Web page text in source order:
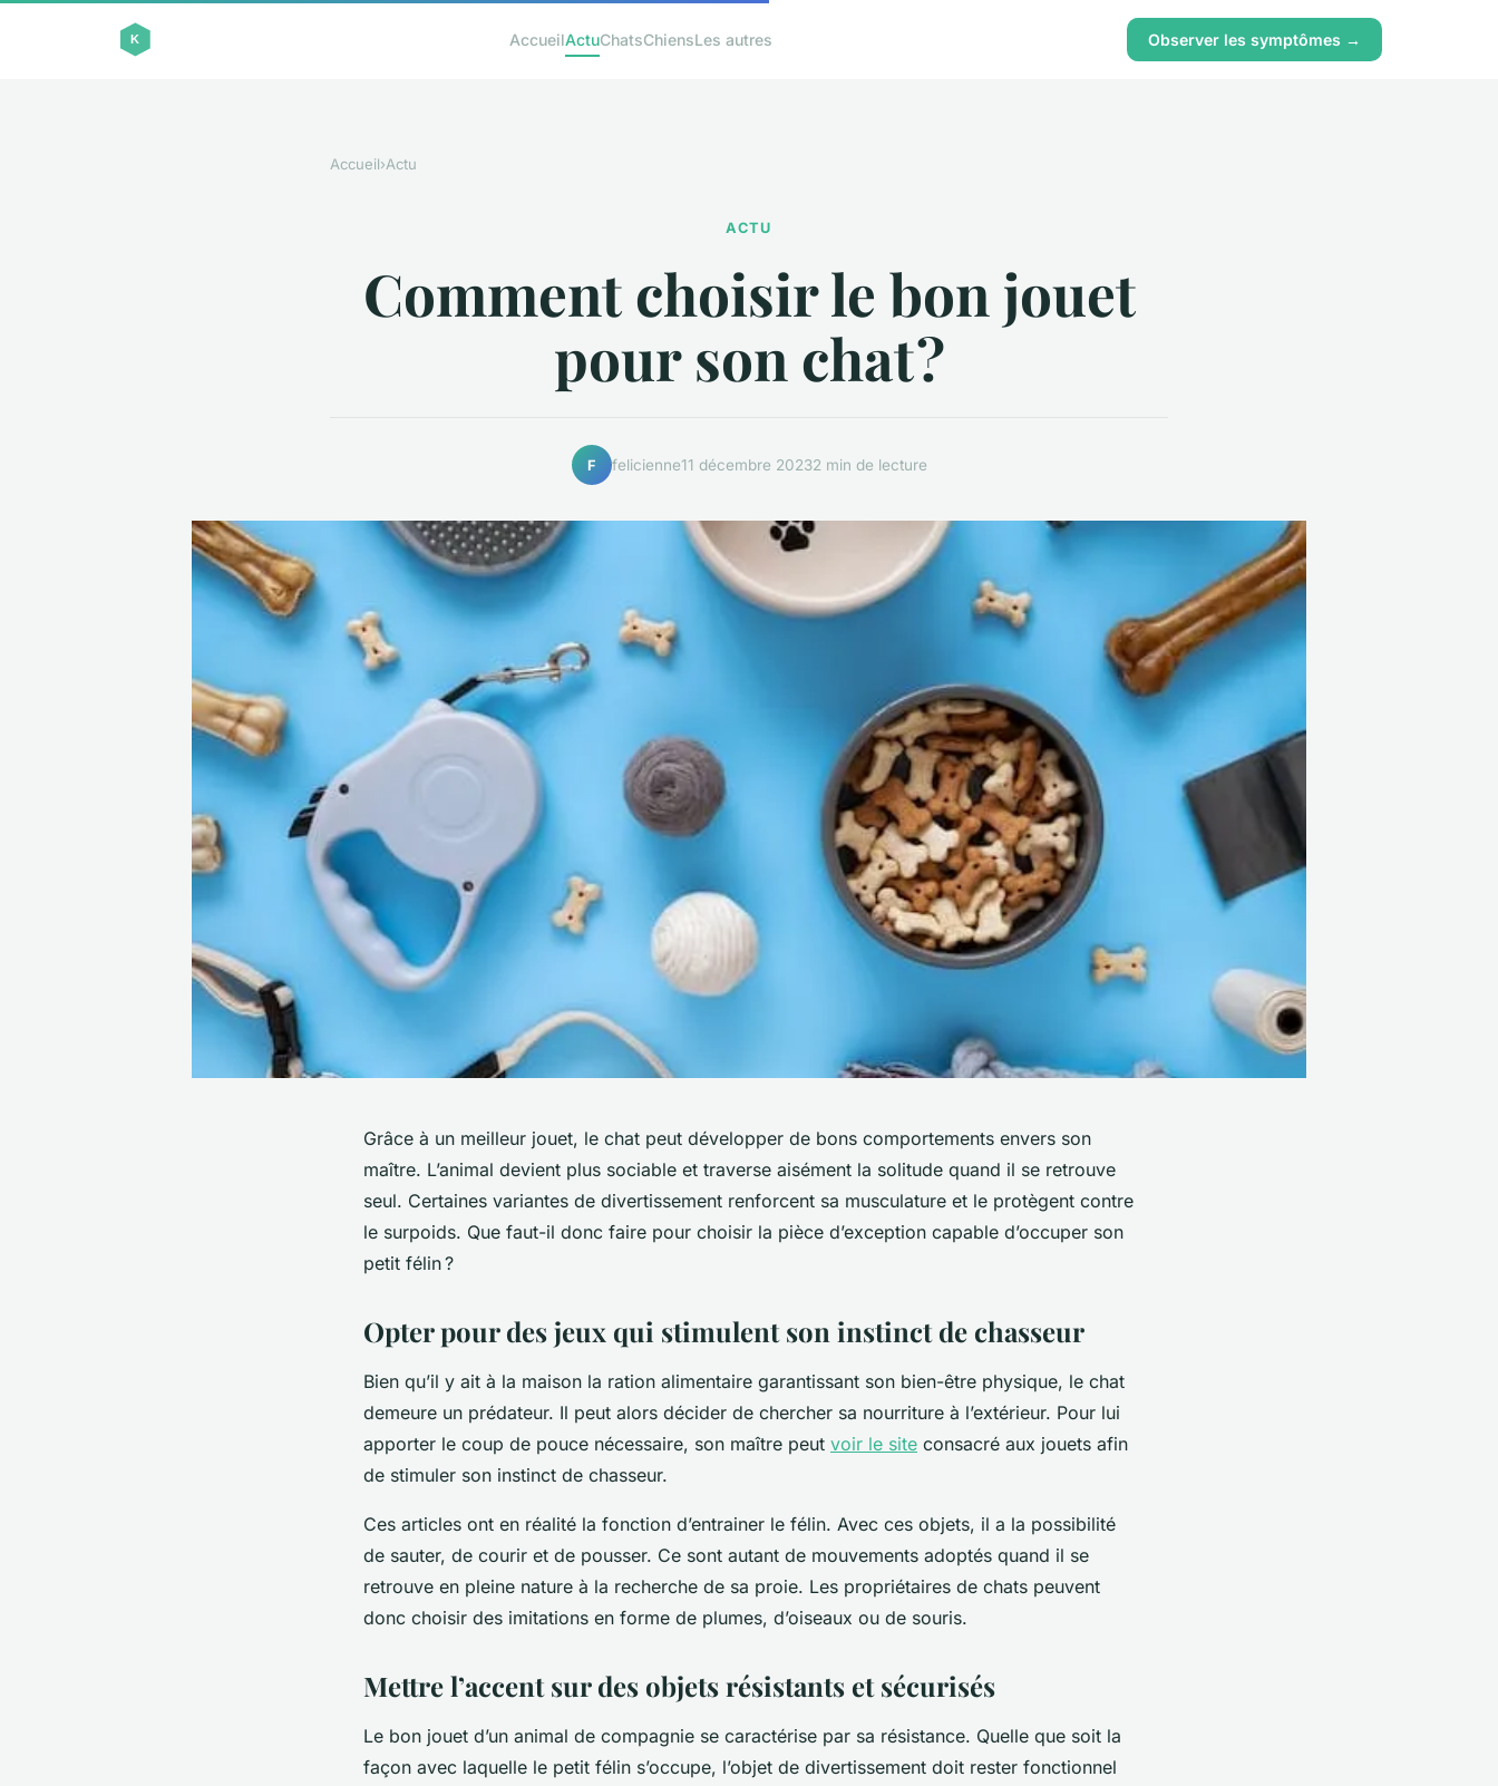
AccueilActuChatsChiensLes autres Observer les symptômes →
Accueil›Actu
ACTU
Comment choisir le bon jouet
pour son chat ?
F felicienne11 décembre 20232 min de lecture
Grâce à un meilleur jouet, le chat peut développer de bons comportements envers son
maître. L’animal devient plus sociable et traverse aisément la solitude quand il se retrouve
seul. Certaines variantes de divertissement renforcent sa musculature et le protègent contre
le surpoids. Que faut-il donc faire pour choisir la pièce d’exception capable d’occuper son
petit félin ?
Opter pour des jeux qui stimulent son instinct de chasseur
Bien qu’il y ait à la maison la ration alimentaire garantissant son bien-être physique, le chat
demeure un prédateur. Il peut alors décider de chercher sa nourriture à l’extérieur. Pour lui
apporter le coup de pouce nécessaire, son maître peut voir le site consacré aux jouets afin
de stimuler son instinct de chasseur.
Ces articles ont en réalité la fonction d’entrainer le félin. Avec ces objets, il a la possibilité
de sauter, de courir et de pousser. Ce sont autant de mouvements adoptés quand il se
retrouve en pleine nature à la recherche de sa proie. Les propriétaires de chats peuvent
donc choisir des imitations en forme de plumes, d’oiseaux ou de souris.
Mettre l’accent sur des objets résistants et sécurisés
Le bon jouet d’un animal de compagnie se caractérise par sa résistance. Quelle que soit la
façon avec laquelle le petit félin s’occupe, l’objet de divertissement doit rester fonctionnel